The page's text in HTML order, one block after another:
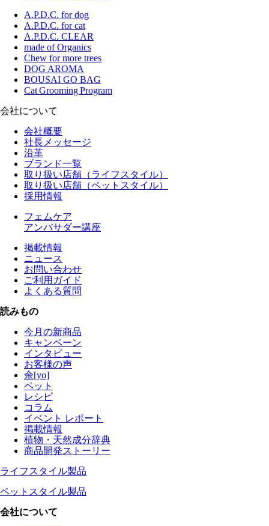
A.P.D.C. for dog
A.P.D.C. for cat
A.P.D.C. CLEAR
made of Organics
Chew for more trees
DOG AROMA
BOUSAI GO BAG
Cat Grooming Program
会社について
会社概要
社長メッセージ
沿革
ブランド一覧
取り扱い店舗（ライフスタイル）
取り扱い店舗（ペットスタイル）
採用情報
フェムケア
アンバサダー講座
掲載情報
ニュース
お問い合わせ
ご利用ガイド
よくある質問
読みもの
今月の新商品
キャンペーン
インタビュー
お客様の声
余[yo]
ペット
レシピ
コラム
イベント レポート
掲載情報
植物・天然成分辞典
商品開発ストーリー
ライフスタイル製品
ペットスタイル製品
会社について